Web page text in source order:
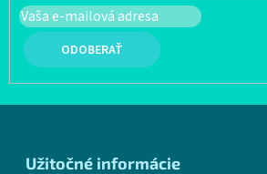
PRIHLÁSIŤ SA
Užitočné informácie